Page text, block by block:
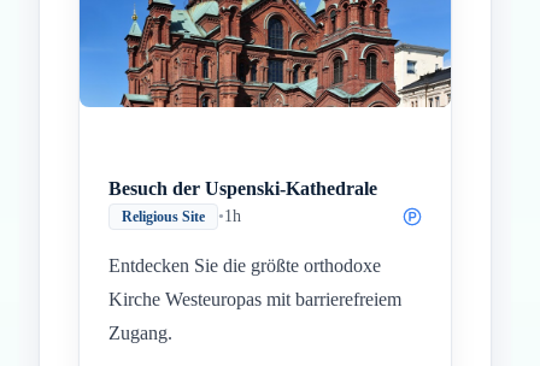
Besuch der Uspenski-Kathedrale
Religious Site •1h
Entdecken Sie die größte orthodoxe
Kirche Westeuropas mit barrierefreiem
Zugang.